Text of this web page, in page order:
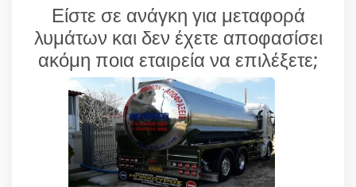
Είστε σε ανάγκη για μεταφορά
λυμάτων και δεν έχετε αποφασίσει
ακόμη ποια εταιρεία να επιλέξετε;